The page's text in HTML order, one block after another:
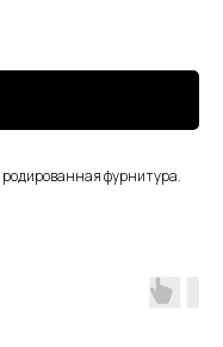
фурнитура.